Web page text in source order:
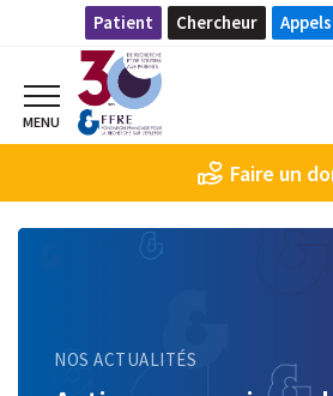
Patient Chercheur
Faire un
NOS ACTUALITÉS